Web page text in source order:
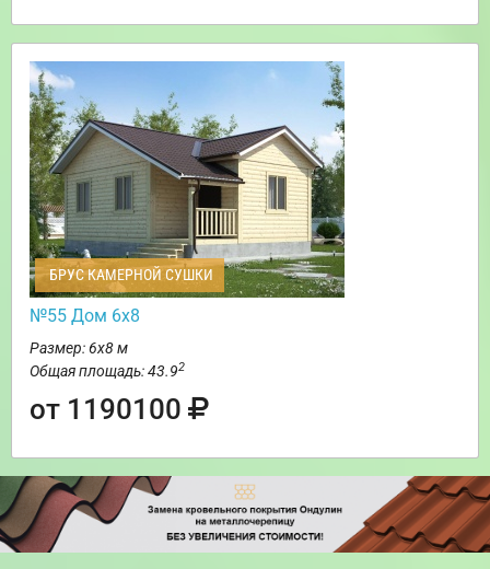
БРУС КАМЕРНОЙ СУШКИ
№55 Дом 6х8
Размер: 6х8 м
Общая площадь: 43.92
от 1190100